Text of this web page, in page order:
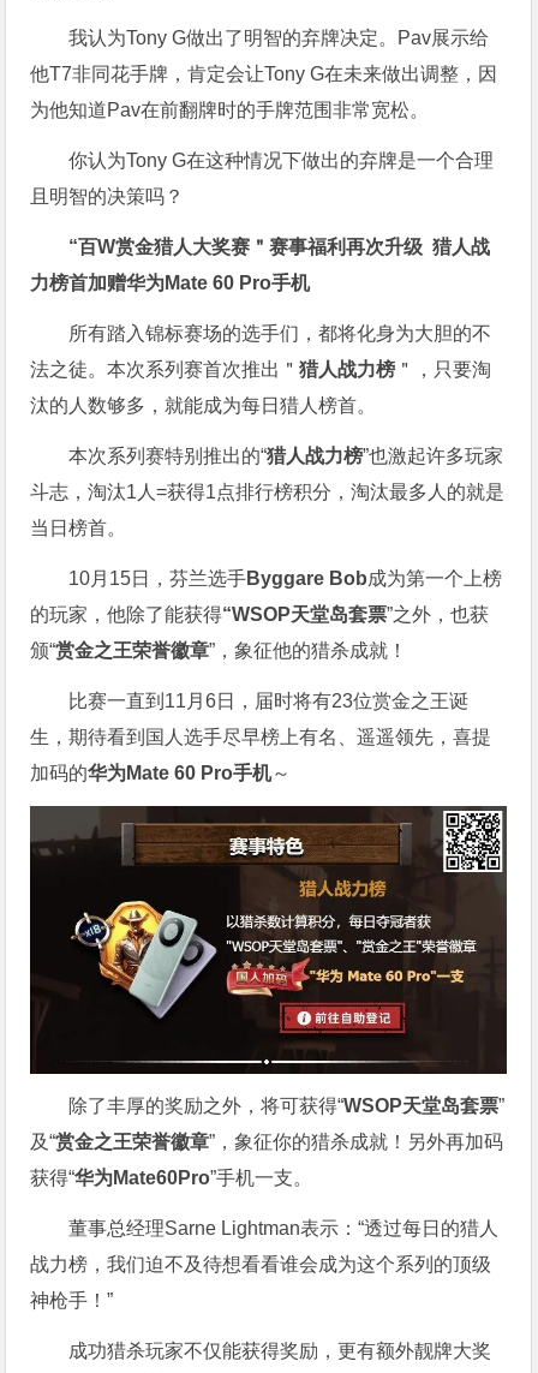
我认为Tony G做出了明智的弃牌决定。Pav展示给
他T7非同花手牌，肯定会让Tony G在未来做出调整，因
为他知道Pav在前翻牌时的手牌范围非常宽松。
你认为Tony G在这种情况下做出的弃牌是一个合理
且明智的决策吗？
“百W赏金猎人大奖赛＂赛事福利再次升级猎人战
力榜首加赠华为Mate 60 Pro手机
所有踏入锦标赛场的选手们，都将化身为大胆的不
法之徒。本次系列赛首次推出＂猎人战力榜 ＂，只要淘
汰的人数够多，就能成为每日猎人榜首。
本次系列赛特别推出的“猎人战力榜”也激起许多玩家
斗志，淘汰1人=获得1点排行榜积分，淘汰最多人的就是
当日榜首。
10月15日，芬兰选手Byggare Bob成为第一个上榜
的玩家，他除了能获得“WSOP天堂岛套票”之外，也获
颁“赏金之王荣誉徽章”，象征他的猎杀成就！
比赛一直到11月6日，届时将有23位赏金之王诞
生，期待看到国人选手尽早榜上有名、遥遥领先，喜提
加码的华为Mate 60 Pro手机～
除了丰厚的奖励之外，将可获得“WSOP天堂岛套票”
及“赏金之王荣誉徽章”，象征你的猎杀成就！另外再加码
获得“华为Mate60Pro”手机一支。
董事总经理Sarne Lightman表示：“透过每日的猎人
战力榜，我们迫不及待想看看谁会成为这个系列的顶级
神枪手！”
成功猎杀玩家不仅能获得奖励，更有额外靓牌大奖